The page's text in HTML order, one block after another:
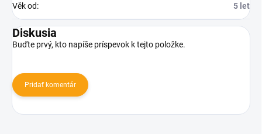
Věk od: 5 let
Diskusia
Buďte prvý, kto napíše príspevok k tejto položke.
Pridať komentár